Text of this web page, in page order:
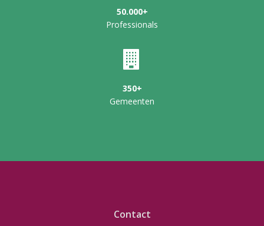
50.000+
Professionals
350+
Gemeenten
Contact